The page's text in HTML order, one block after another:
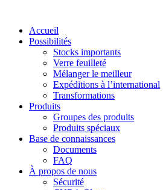
Accueil
Possibilités
Stocks importants
Verre feuilleté
Mélanger le meilleur
Expéditions à l’international
Transformations
Produits
Groupes des produits
Produits spéciaux
Base de connaissances
Documents
FAQ
À propos de nous
Sécurité